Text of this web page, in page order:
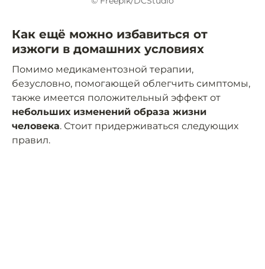
Как ещё можно избавиться от
изжоги в домашних условиях
Помимо медикаментозной терапии,
безусловно, помогающей облегчить симптомы,
также имеется положительный эффект от
небольших изменений образа жизни
человека. Стоит придерживаться следующих
правил.